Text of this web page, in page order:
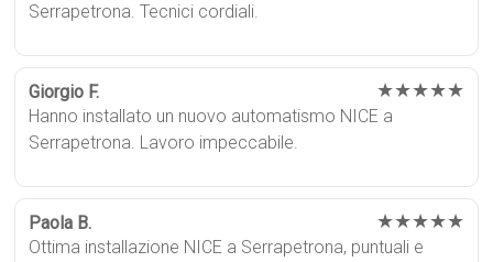
Serrapetrona. Tecnici cordiali.
Giorgio F. ★★★★★
Hanno installato un nuovo automatismo NICE a
Serrapetrona. Lavoro impeccabile.
Paola B. ★★★★★
Ottima installazione NICE a Serrapetrona, puntuali e